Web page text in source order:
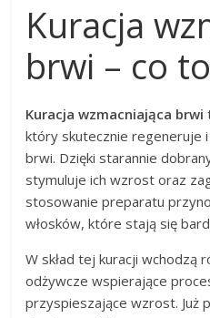
Kuracja
brwi – co
Kuracja wzmacniająca brwi
który skutecznie regeneruje
brwi. Dzięki starannie
stymuluje ich wzrost oraz
stosowanie preparatu
włosków, które stają się
W skład tej kuracji wchodzą
odżywcze wspierające
przyspieszające wzrost. Już